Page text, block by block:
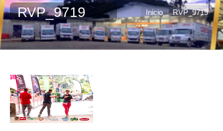
RVP_9719 Estás aquí:Inicio RVP_9719